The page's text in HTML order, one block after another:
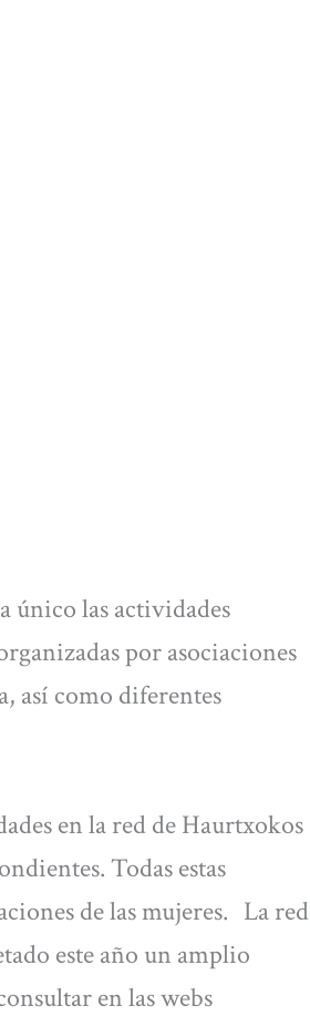
único las actividades
por asociaciones
así como diferentes
en la red de Haurtxokos
Todas estas
de las mujeres. La red
este año un amplio
en las webs